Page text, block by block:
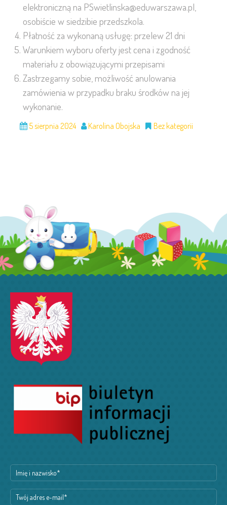
elektroniczną na PSwietlinska@eduwarszawa.pl,
osobiście w siedzibie przedszkola.
Płatność za wykonaną usługę: przelew 21 dni
Warunkiem wyboru oferty jest cena i zgodność
materiału z obowiązującymi przepisami
Zastrzegamy sobie, możliwość anulowania
zamówienia w przypadku braku środków na jej
wykonanie.
5 sierpnia 2024 Karolina Obojska Bez kategorii